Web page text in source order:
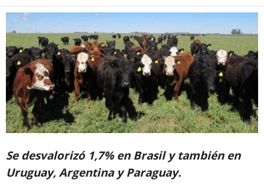
Se desvalorizó 1,7% en Brasil y también en
Uruguay, Argentina y Paraguay.